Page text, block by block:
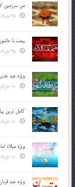
من سرزمین
بیعت با
ویژه عید
کامل ترین
ویژه میلاد
ویژه عید